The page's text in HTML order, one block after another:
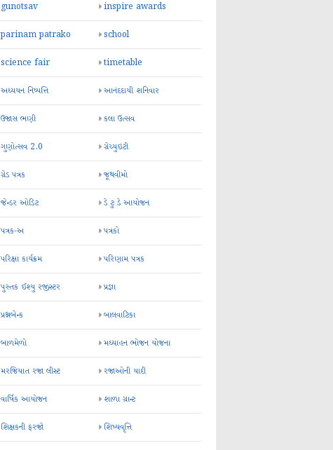
gunotsav inspire awards
parinam patrako school
science fair timetable
અધ્યયન નિષ્પત્તિ આનંદદાયી શનિવાર
ઉજાસ ભણી કલા ઉત્સવ
ગુણોત્સવ 2.0 ગ્રેચ્યુઇટી
ગ્રેડ પત્રક જૂથવીમો
જેન્ડર ઓડિટ ડે ટુ ડે આયોજન
પત્રક-અ પત્રકો
પરિક્ષા કાર્યક્રમ પરિણામ પત્રક
પુસ્તક ઈશ્યુ રજીસ્ટર પ્રજ્ઞા
પ્રશ્નબેન્ક બાલવાટિકા
બાળમેળો મઘ્યાહન ભોજન યોજના
મરજિયાત રજા લીસ્ટ રજાઓની યાદી
વાર્ષિક આયોજન શાળા ગ્રાન્ટ
શિક્ષકની ફરજો શિષ્યવૃત્તિ